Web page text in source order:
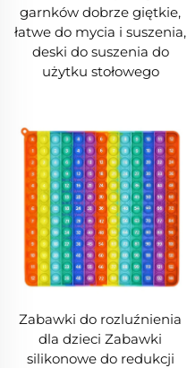
garnków dobrze giętkie,
łatwe do mycia i suszenia,
deski do suszenia do
użytku stołowego
Zabawki do rozluźnienia
dla dzieci Zabawki
silikonowe do redukcji